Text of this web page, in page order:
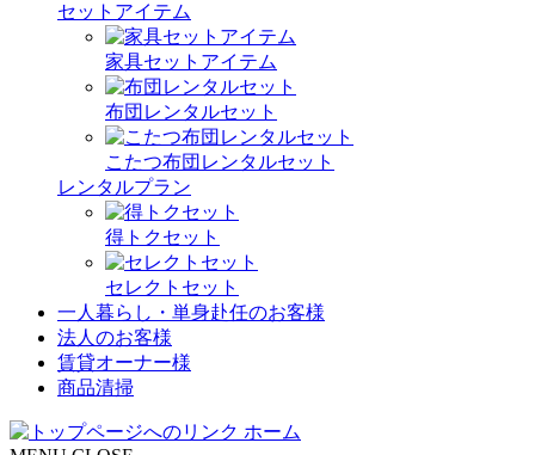
セットアイテム
家具セットアイテム
布団レンタルセット
こたつ布団レンタルセット
レンタルプラン
得トクセット
セレクトセット
一人暮らし・単身赴任のお客様
法人のお客様
賃貸オーナー様
商品清掃
ホーム